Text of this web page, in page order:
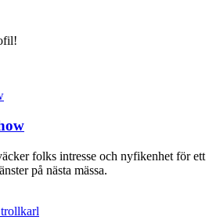
folks intresse och nyfikenhet för ett
på nästa mässa.
trollkarl